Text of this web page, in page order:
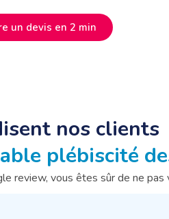
un devis en 2 min
nos clients
plébiscité
review, vous êtes sûr de ne pas